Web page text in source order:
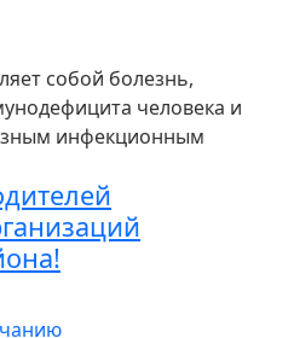
собой болезнь,
человека и
инфекционным